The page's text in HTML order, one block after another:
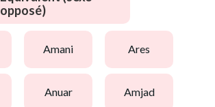
opposé)
amani ares
anuar amjad